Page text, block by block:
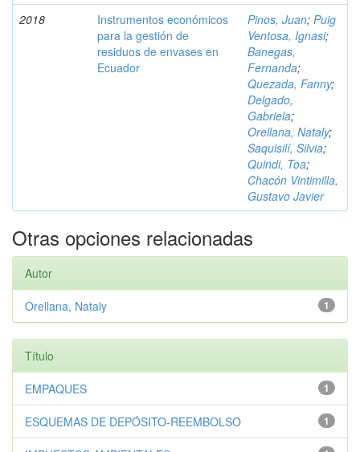
2018
Instrumentos económicos
para la gestión de
residuos de envases en
Ecuador
Pinos, Juan; Puig
Ventosa, Ignasi;
Banegas,
Fernanda;
Quezada, Fanny;
Delgado,
Gabriela;
Orellana, Nataly;
Saquisilí, Silvia;
Quindi, Toa;
Chacón Vintimilla,
Gustavo Javier
Otras opciones relacionadas
Autor
1
Orellana, Nataly
Título
1
EMPAQUES
1
ESQUEMAS DE DEPÓSITO-REEMBOLSO